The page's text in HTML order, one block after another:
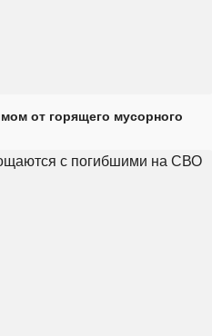
от горящего мусорного